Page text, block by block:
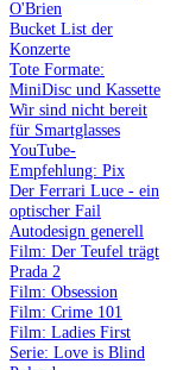
O'Brien
Bucket List der
Konzerte
Tote Formate:
MiniDisc und Kassette
Wir sind nicht bereit
für Smartglasses
YouTube-
Empfehlung: Pix
Der Ferrari Luce - ein
optischer Fail
Autodesign generell
Film: Der Teufel trägt
Prada 2
Film: Obsession
Film: Crime 101
Film: Ladies First
Serie: Love is Blind